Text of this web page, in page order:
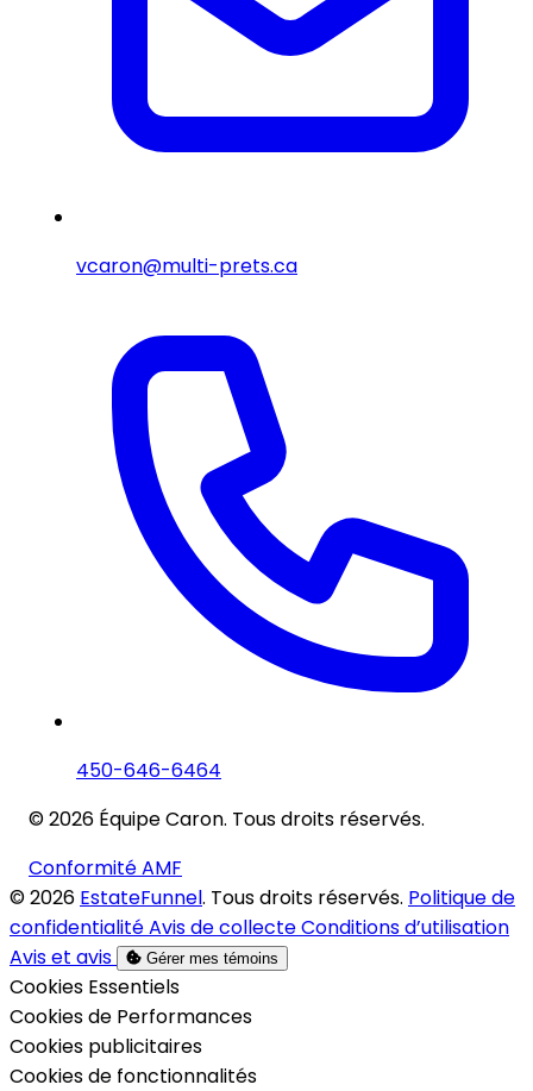
vcaron@multi-prets.ca
450-646-6464
© 2026 Équipe Caron. Tous droits réservés.
Conformité AMF
© 2026 EstateFunnel. Tous droits réservés. Politique de
confidentialitéAvis de collecteConditions d’utilisation
Avis et avis
Gérer mes témoins
Activer
Cookies Essentiels
Activer
Cookies de Performances
Activer
Cookies publicitaires
Activer
Cookies de fonctionnalités